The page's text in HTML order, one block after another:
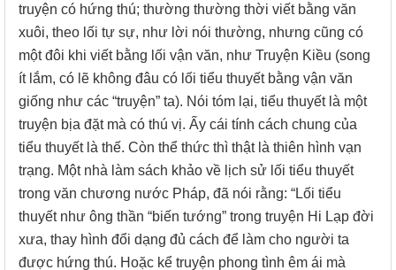
truyện có hứng thú; thường thường thời viết bằng văn
xuôi, theo lối tự sự, như lời nói thường, nhưng cũng có
một đôi khi viết bằng lối vận văn, như Truyện Kiều (song
ít lắm, có lẽ không đâu có lối tiểu thuyết bằng vận văn
giống như các “truyện” ta). Nói tóm lại, tiểu thuyết là một
truyện bịa đặt mà có thú vị. Ấy cái tính cách chung của
tiểu thuyết là thế. Còn thể thức thì thật là thiên hình vạn
trạng. Một nhà làm sách khảo về lịch sử lối tiểu thuyết
trong văn chương nước Pháp, đã nói rằng: “Lối tiểu
thuyết như ông thần “biến tướng” trong truyện Hi Lạp đời
xưa, thay hình đổi dạng đủ cách để làm cho người ta
được hứng thú. Hoặc kể truyện phong tình êm ái mà